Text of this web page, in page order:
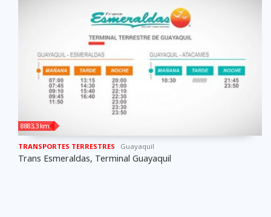
8883,3 km
TRANSPORTES TERRESTRES Guayaquil
Trans Esmeraldas, Terminal Guayaquil